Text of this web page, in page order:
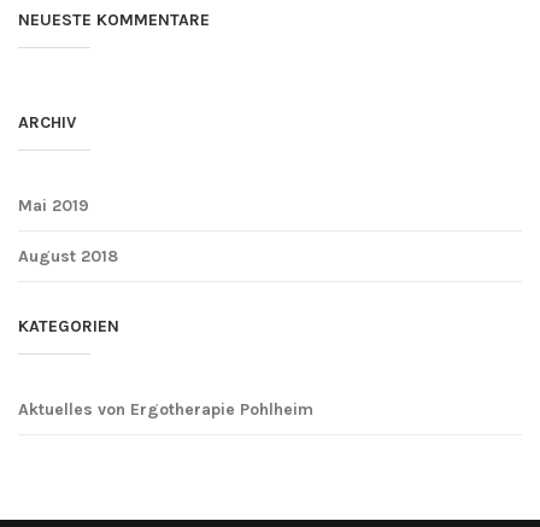
NEUESTE KOMMENTARE
ARCHIV
Mai 2019
August 2018
KATEGORIEN
Aktuelles von Ergotherapie Pohlheim